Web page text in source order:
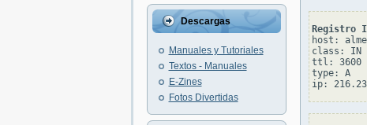
Descargas
Manuales y Tutoriales
Textos - Manuales
E-Zines
Fotos Divertidas
Registro
host:
class: IN
ttl: 3600
type: A